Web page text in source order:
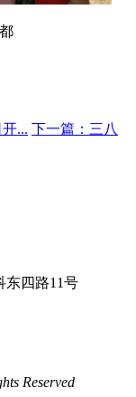
... 下一篇：三八
东四路11号
Reserved